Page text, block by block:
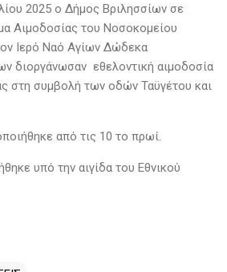
2025 o Δήμος Βριλησσίων σε
Αιμοδοσίας του Νοσοκομείου
Ιερό Ναό Αγίων Δώδεκα
διοργάνωσαν εθελοντική αιμοδοσία
στη συμβολή των οδών Ταϋγέτου και
από τις 10 το πρωί.
υπό την αιγίδα του Εθνικού